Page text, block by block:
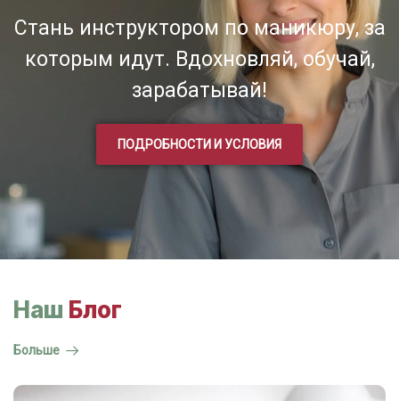
Стань инструктором по маникюру, за
которым идут. Вдохновляй, обучай,
зарабатывай!
ПОДРОБНОСТИ И УСЛОВИЯ
Наш Блог
Больше